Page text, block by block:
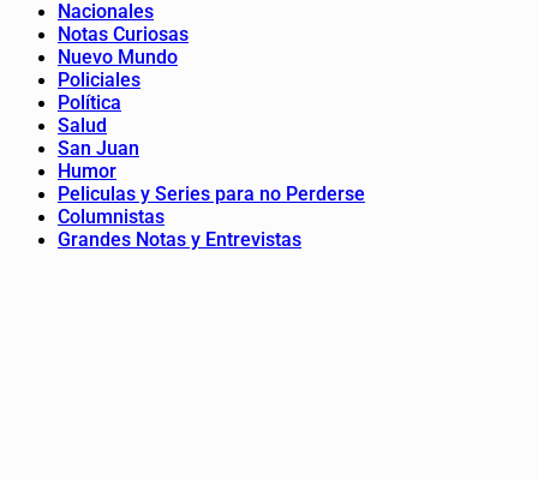
Nacionales
Notas Curiosas
Nuevo Mundo
Policiales
Política
Salud
San Juan
Humor
Peliculas y Series para no Perderse
Columnistas
Grandes Notas y Entrevistas